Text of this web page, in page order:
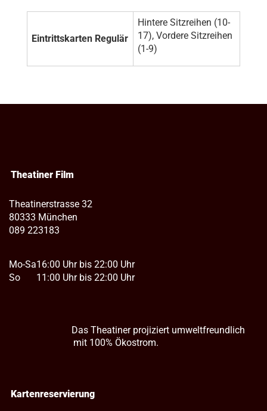
Eintrittskarten Regulär
Hintere Sitzreihen (10-
17), Vordere Sitzreihen
(1-9)
Theatiner Film
Theatinerstrasse 32
80333 München
089 223183
Mo-Sa
So
16:00 Uhr bis 22:00 Uhr
11:00 Uhr bis 22:00 Uhr
Das Theatiner projiziert umweltfreundlich
mit 100% Ökostrom.
Kartenreservierung